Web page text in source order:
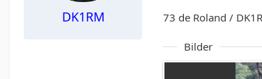
DK1RM
73 de Roland /
Bilder